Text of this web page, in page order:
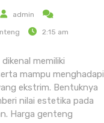
admin
2:15 am
memiliki
mampu menghadapi
ekstrim. Bentuknya
nilai estetika pada
Harga genteng